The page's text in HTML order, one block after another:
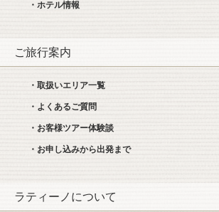
・ホテル情報
ご旅行案内
・取扱いエリア一覧
・よくあるご質問
・お客様ツアー体験談
・お申し込みから出発まで
ラティーノについて